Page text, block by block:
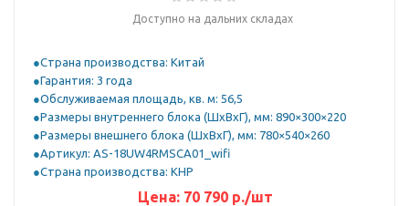
Доступно на дальних складах
Страна производства: Китай
Гарантия: 3 года
Обслуживаемая площадь, кв. м: 56,5
Размеры внутреннего блока (ШхВхГ), мм: 890×300×220
Размеры внешнего блока (ШхВхГ), мм: 780×540×260
Артикул: AS-18UW4RMSCA01_wifi
Страна производства: КНР
Цена: 70 790р./шт